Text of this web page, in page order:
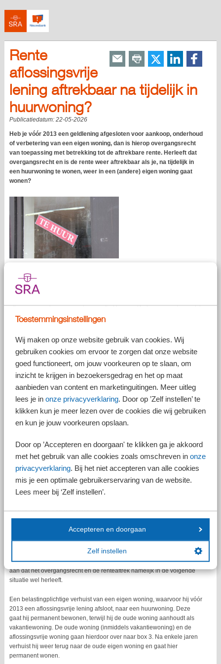
Toestemmingsinstellingen
Wij maken op onze website gebruik van cookies. Wij
gebruiken cookies om ervoor te zorgen dat onze website
goed functioneert, om jouw voorkeuren op te slaan, om
inzicht te krijgen in bezoekersgedrag en het op maat
aanbieden van content en marketinguitingen. Meer uitleg
lees je in onze privacyverklaring. Door op ’Zelf instellen’ te
klikken kun je meer lezen over de cookies die wij gebruiken
en kun je jouw voorkeuren opslaan.
Door op ’Accepteren en doorgaan' te klikken ga je akkoord
met het gebruik van alle cookies zoals omschreven in onze
privacyverklaring. Bij het niet accepteren van alle cookies
mis je een optimale gebruikerservaring van de website.
Lees meer bij ‘Zelf instellen’.
Accepteren en doorgaan
Zelf instellen
Rente
aflossingsvrije
lening aftrekbaar na tijdelijk in
huurwoning?
Publicatiedatum: 22-05-2026
Heb je vóór 2013 een geldlening afgesloten voor aankoop, onderhoud
of verbetering van een eigen woning, dan is hierop overgangsrecht
van toepassing met betrekking tot de aftrekbare rente. Herleeft dat
overgangsrecht en is de rente weer aftrekbaar als je, na tijdelijk in
een huurwoning te wonen, weer in een (andere) eigen woning gaat
wonen?
Overgangsrecht
Vanaf 2013 zijn de regels rond de aftrek van rente voor een eigen
aflossingsvrije leningen niet meer aftrekbaar is. De lening moet namelijk
minimaal annuïtair in maximaal 360 maanden volledig afgeloste
overgangsrecht van toepassing voor op 31 december 2012 al
bestaande gevallen. Voor die gevallen blijft de rente wel aftrekbaar.
Tijdelijk naar een huurwoning en door naar
andere eigen woning
De Belastingdienst heeft aangegeven dat dit overgangsrecht en de
renteaftrek niet herleeft in de volgende situatie.
Een belastingplichtige verhuist van een eigen woning, waarvoor hij vóór
2013 een aflossingsvrije lening afsloot, naar een huurwoning. Deze
vakantiewoning. De oude woning (inmiddels vakantiewoning) en de
aflossingsvrije lening gaan hierdoor over naar box 3. Na een jaar koopt
aangaat. Hij verhuist onmiddellijk naar deze nieuwe woning.
De Belastingdienst geeft aan dat de rente voor de nieuwe eigen woning
niet aftrekbaar is. Door de overgang van de oude woning naar box 3 is
voor de nieuwe eigen woning.
Tijdelijk naar een huurwoning en terug naar
oorspronkelijke eigen woning
Dit is anders als de belastingplichtige terugverhuist naar zijn
oorspronkelijke eigen woning. In 2023 gaf de Belastingdienst namelijk
aan dat het overgangsrecht en de renteaftrek namelijk in de volgende
situatie wel herleeft.
Een belastingplichtige verhuist van een eigen woning, waarvoor hij vóór
2013 een aflossingsvrije lening afsloot, naar een huurwoning. Deze
gaat hij permanent bewonen, terwijl hij de oude woning aanhoudt als
vakantiewoning. De oude woning (inmiddels vakantiewoning) en de
aflossingsvrije woning gaan hierdoor over naar box 3. Na enkele jaren
verhuist hij weer terug naar de oude eigen woning en gaat hier
permanent wonen.